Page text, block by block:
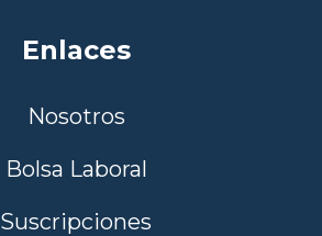
Enlaces
Nosotros
Bolsa Laboral
Suscripciones